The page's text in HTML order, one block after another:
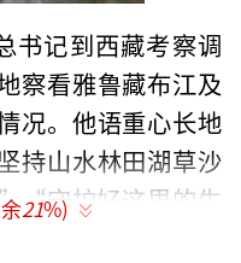
书记到西藏考察调
察看雅鲁藏布江及
况。他语重心长地
持山水林田湖草沙
守护好这里的生
21%)